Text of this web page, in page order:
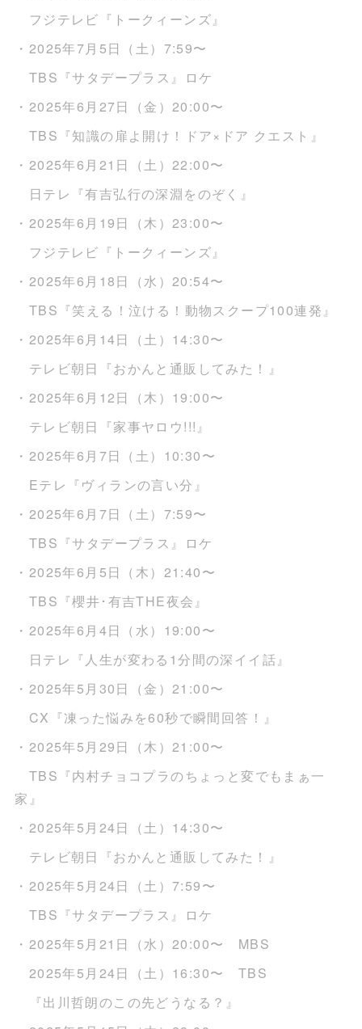
フジテレビ『トークィーンズ』
・2025年7月5日（土）7:59〜
TBS『サタデープラス』ロケ
・2025年6月27日（金）20:00〜
TBS『知識の扉よ開け！ドア×ドア クエスト』
・2025年6月21日（土）22:00〜
日テレ『有吉弘行の深淵をのぞく』
・2025年6月19日（木）23:00〜
フジテレビ『トークィーンズ』
・2025年6月18日（水）20:54〜
TBS『笑える！泣ける！動物スクープ100連発』
・2025年6月14日（土）14:30〜
テレビ朝日『おかんと通販してみた！』
・2025年6月12日（木）19:00〜
テレビ朝日『家事ヤロウ!!!』
・2025年6月7日（土）10:30〜
Eテレ『ヴィランの言い分』
・2025年6月7日（土）7:59〜
TBS『サタデープラス』ロケ
・2025年6月5日（木）21:40〜
TBS『櫻井･有吉THE夜会』
・2025年6月4日（水）19:00〜
日テレ『人生が変わる1分間の深イイ話』
・2025年5月30日（金）21:00〜
CX『凍った悩みを60秒で瞬間回答！』
・2025年5月29日（木）21:00〜
TBS『内村チョコプラのちょっと変でもまぁ一
家』
・2025年5月24日（土）14:30〜
テレビ朝日『おかんと通販してみた！』
・2025年5月24日（土）7:59〜
TBS『サタデープラス』ロケ
・2025年5月21日（水）20:00〜 MBS
2025年5月24日（土）16:30〜 TBS
『出川哲朗のこの先どうなる？』